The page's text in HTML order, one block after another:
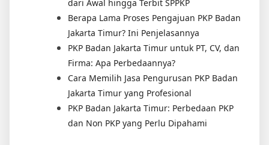
dari Awal hingga Terbit SPPKP
Berapa Lama Proses Pengajuan PKP Badan
Jakarta Timur? Ini Penjelasannya
PKP Badan Jakarta Timur untuk PT, CV, dan
Firma: Apa Perbedaannya?
Cara Memilih Jasa Pengurusan PKP Badan
Jakarta Timur yang Profesional
PKP Badan Jakarta Timur: Perbedaan PKP
dan Non PKP yang Perlu Dipahami